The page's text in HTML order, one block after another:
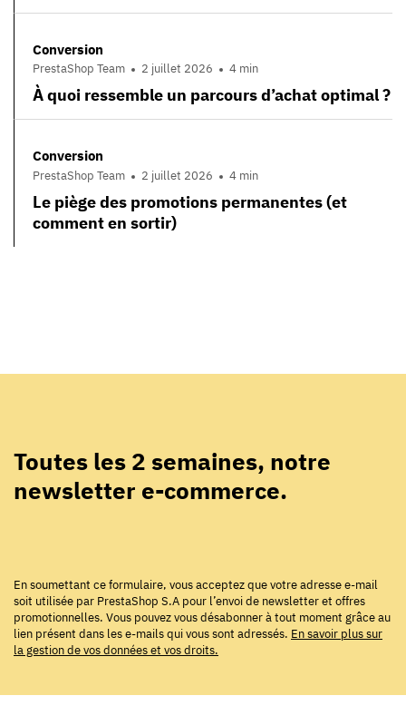
Conversion
PrestaShop Team 2 juillet 2026 4 min
À quoi ressemble un parcours d’achat optimal ?
Conversion
PrestaShop Team 2 juillet 2026 4 min
Le piège des promotions permanentes (et
comment en sortir)
Toutes les 2 semaines, notre
newsletter e-commerce.
En soumettant ce formulaire, vous acceptez que votre adresse e-mail
soit utilisée par PrestaShop S.A pour l’envoi de newsletter et offres
promotionnelles. Vous pouvez vous désabonner à tout moment grâce au
lien présent dans les e-mails qui vous sont adressés. En savoir plus sur
la gestion de vos données et vos droits.